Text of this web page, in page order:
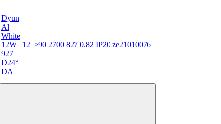
Dyun
Al
White
12W
927
D24°
DA
12 >90 2700 827 0.82 IP20 ze21010076